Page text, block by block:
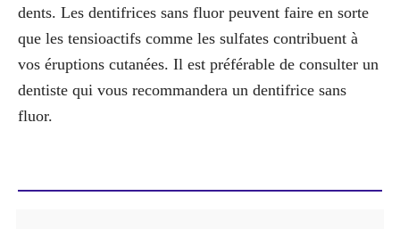
dents. Les dentifrices sans fluor peuvent faire en sorte
que les tensioactifs comme les sulfates contribuent à
vos éruptions cutanées. Il est préférable de consulter un
dentiste qui vous recommandera un dentifrice sans
fluor.